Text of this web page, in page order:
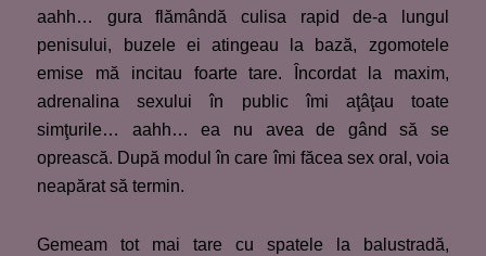
aahh… gura flămândă culisa rapid de-a lungul
penisului, buzele ei atingeau la bază, zgomotele
emise mă incitau foarte tare. Încordat la maxim,
adrenalina sexului în public îmi aţâţau toate
simţurile… aahh… ea nu avea de gând să se
oprească. După modul în care îmi făcea sex oral, voia
neapărat să termin.
Gemeam tot mai tare cu spatele la balustradă,